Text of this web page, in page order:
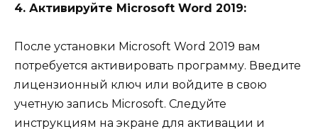
4. Активируйте Microsoft Word 2019:
После установки Microsoft Word 2019 вам
потребуется активировать программу. Введите
лицензионный ключ или войдите в свою
учетную запись Microsoft. Следуйте
инструкциям на экране для активации и